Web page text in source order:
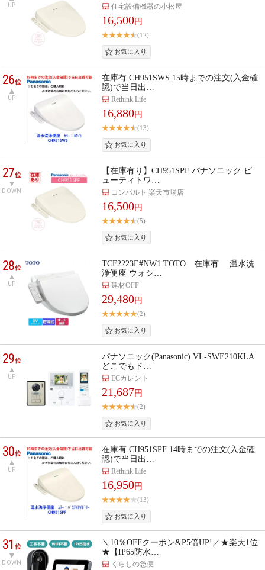
UP 住宅設備機器の小松屋
16,500円
(12)
26位
UP
在庫有 CH951SWS 15時までの注文(入金確
認)で当日出…
Rethink Life
16,880円
(13)
27位
DOWN
【在庫有り】CH951SPF パナソニック ビ
ューティトワ…
コンパルト 楽天市場店
16,500円
(5)
28位
UP
TCF2223E#NW1 TOTO 在庫有 温水洗
浄便座 ウォシ…
建材OFF
29,480円
(2)
29位
UP
パナソニック(Panasonic) VL-SWE210KLA
どこでもド…
ECカレント
21,687円
(2)
30位
UP
在庫有 CH951SPF 14時までの注文(入金確
認)で当日出…
Rethink Life
16,950円
(13)
31位
DOWN
＼10％OFFクーポン&P5倍UP!／★楽天1位
★【IP65防水…
くらしの急便